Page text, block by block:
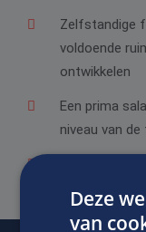
Zelfstandige
voldoende
ontwikkelen
Een prima
niveau van
Deze
van